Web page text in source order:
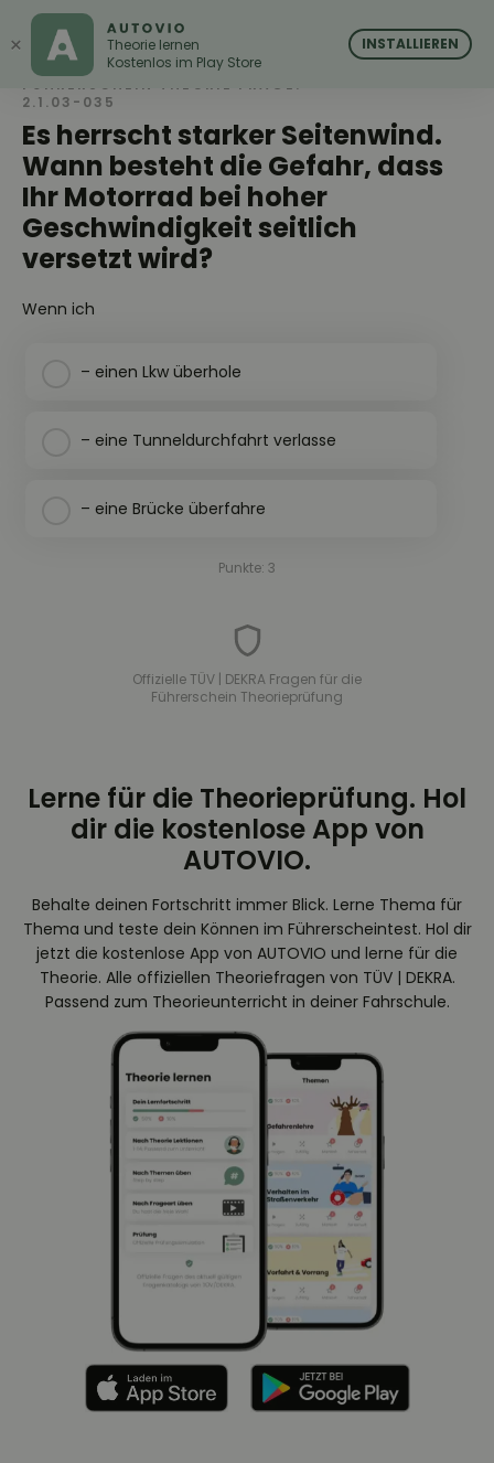
AUTOVIO
Es herrscht starker Seitenwind.
Wann besteht die Gefahr, dass
Ihr Motorrad bei hoher
Geschwindigkeit seitlich
versetzt wird?
FÜHRERSCHEIN THEORIE FRAGE:
2.1.03-035
Wenn ich
– einen Lkw überhole
– eine Tunneldurchfahrt verlasse
– eine Brücke überfahre
Punkte: 3
Offizielle TÜV | DEKRA Fragen für die
Führerschein Theorieprüfung
Lerne für die Theorieprüfung. Hol
dir die kostenlose App von
AUTOVIO.
Behalte deinen Fortschritt immer Blick. Lerne Thema für
Thema und teste dein Können im Führerscheintest. Hol dir
jetzt die kostenlose App von AUTOVIO und lerne für die
Theorie. Alle offiziellen Theoriefragen von TÜV | DEKRA.
Passend zum Theorieunterricht in deiner Fahrschule.
× AUTOVIO
Theorie lernen
Kostenlos im Play Store
INSTALLIEREN